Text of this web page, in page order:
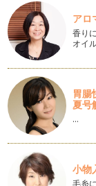
英語を学ぶ理由
今回の記事が、
からも『英語を
連載を通して英
明けましておめ
ごされましたか
英単語、カタカ
英単語の発音を
うにメモしてい
英語学習コミュ
アロ
香り
オイ
胃
夏号
…
小物
毛糸